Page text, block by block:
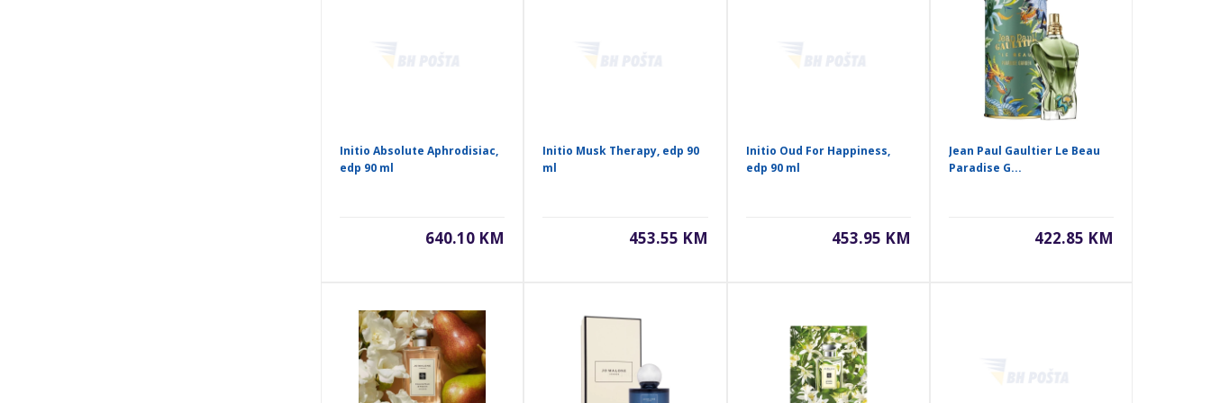
Initio Absolute Aphrodisiac,
edp 90 ml
640.10 KM
Initio Musk Therapy, edp 90
ml
453.55 KM
Initio Oud For Happiness,
edp 90 ml
453.95 KM
Jean Paul Gaultier Le Beau
Paradise G...
422.85 KM